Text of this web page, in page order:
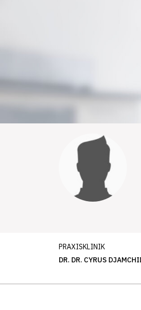
PRAXISKLINIK
DR. DR. CYRUS